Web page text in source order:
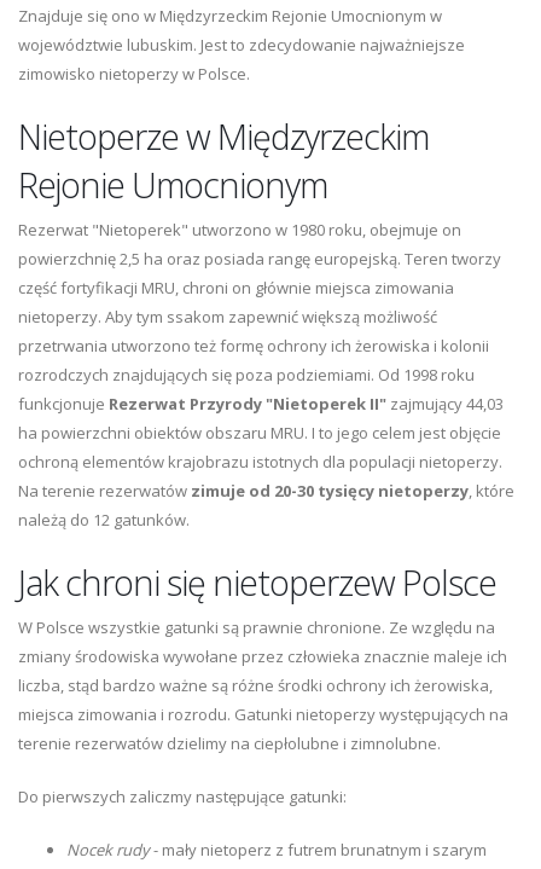
Znajduje się ono w Międzyrzeckim Rejonie Umocnionym w
województwie lubuskim. Jest to zdecydowanie najważniejsze
zimowisko nietoperzy w Polsce.
Nietoperze w Międzyrzeckim
Rejonie Umocnionym
Rezerwat "Nietoperek" utworzono w 1980 roku, obejmuje on
powierzchnię 2,5 ha oraz posiada rangę europejską. Teren tworzy
część fortyfikacji MRU, chroni on głównie miejsca zimowania
nietoperzy. Aby tym ssakom zapewnić większą możliwość
przetrwania utworzono też formę ochrony ich żerowiska i kolonii
rozrodczych znajdujących się poza podziemiami. Od 1998 roku
funkcjonuje Rezerwat Przyrody "Nietoperek II" zajmujący 44,03
ha powierzchni obiektów obszaru MRU. I to jego celem jest objęcie
ochroną elementów krajobrazu istotnych dla populacji nietoperzy.
Na terenie rezerwatów zimuje od 20-30 tysięcy nietoperzy, które
należą do 12 gatunków.
Jak chroni się nietoperzew Polsce
W Polsce wszystkie gatunki są prawnie chronione. Ze względu na
zmiany środowiska wywołane przez człowieka znacznie maleje ich
liczba, stąd bardzo ważne są różne środki ochrony ich żerowiska,
miejsca zimowania i rozrodu. Gatunki nietoperzy występujących na
terenie rezerwatów dzielimy na ciepłolubne i zimnolubne.
Do pierwszych zaliczmy następujące gatunki:
Nocek rudy- mały nietoperz z futrem brunatnym i szarym